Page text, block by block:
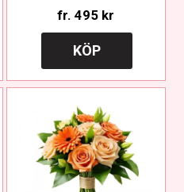
fr. 495 kr
KÖP